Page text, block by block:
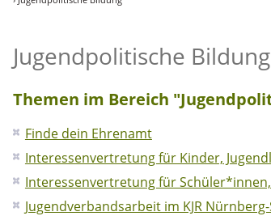
Jugendpolitische Bildung
Themen im Bereich
Finde dein Ehrenamt
Interessenvertretung für Kinder,
Interessenvertretung für
Jugendverbandsarbeit im KJR